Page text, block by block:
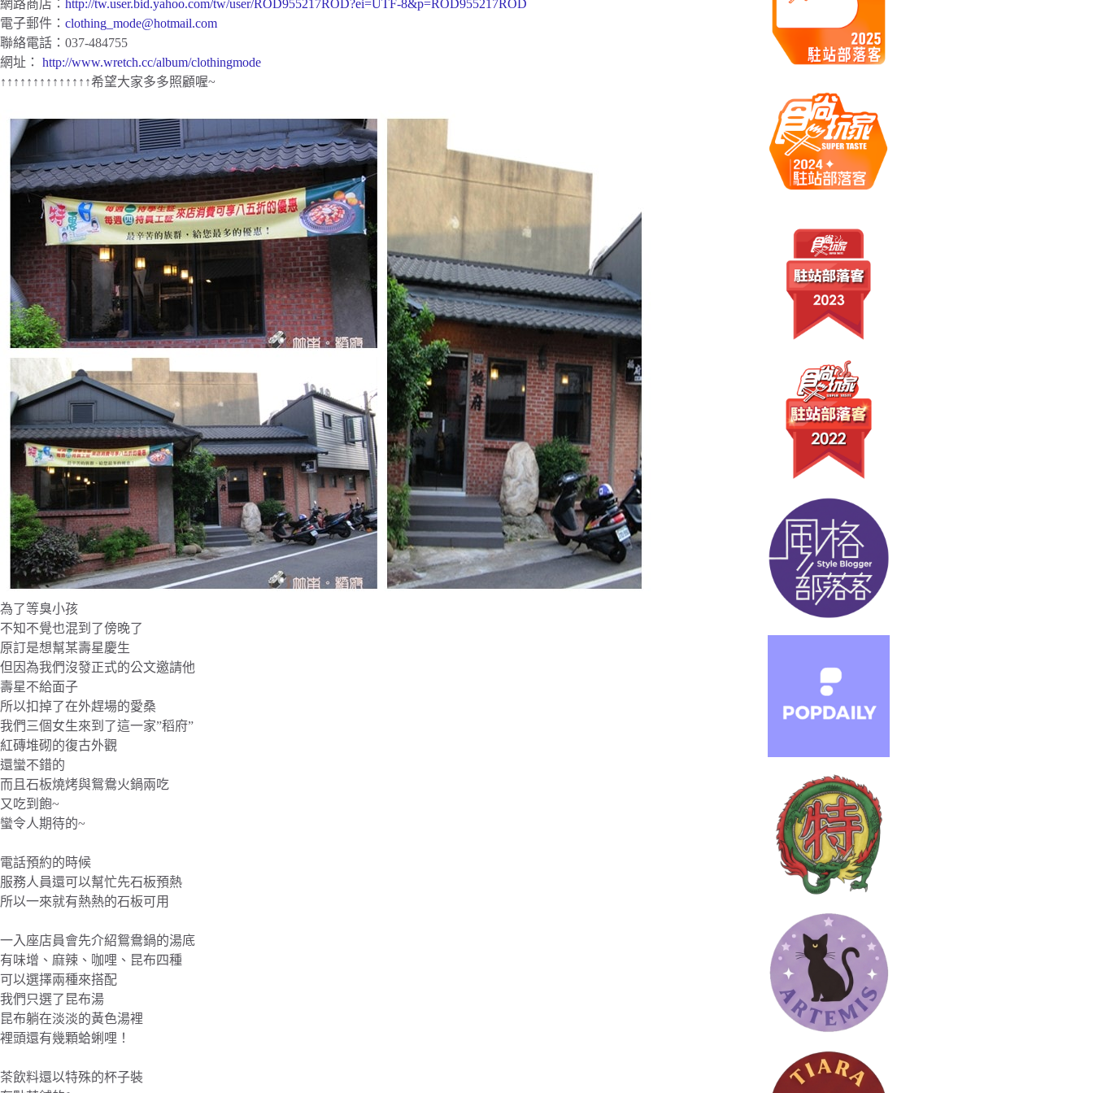
網路商店： http://tw.user.bid.yahoo.com/tw/user/ROD955217ROD?ei=UTF-8&p=ROD955217ROD
電子郵件： clothing_mode@hotmail.com
聯絡電話：037-484755
網址： http://www.wretch.cc/album/clothingmode
↑↑↑↑↑↑↑↑↑↑↑↑↑↑希望大家多多照顧喔~
為了等臭小孩
不知不覺也混到了傍晚了
原訂是想幫某壽星慶生
但因為我們沒發正式的公文邀請他
壽星不給面子
所以扣掉了在外趕場的愛桑
我們三個女生來到了這一家”稻府”
紅磚堆砌的復古外觀
還蠻不錯的
而且石板燒烤與鴛鴦火鍋兩吃
又吃到飽~
蠻令人期待的~
電話預約的時候
服務人員還可以幫忙先石板預熱
所以一來就有熱熱的石板可用
一入座店員會先介紹鴛鴦鍋的湯底
有味增、麻辣、咖哩、昆布四種
可以選擇兩種來搭配
我們只選了昆布湯
昆布躺在淡淡的黃色湯裡
裡頭還有幾顆蛤蜊哩！
茶飲料還以特殊的杯子裝